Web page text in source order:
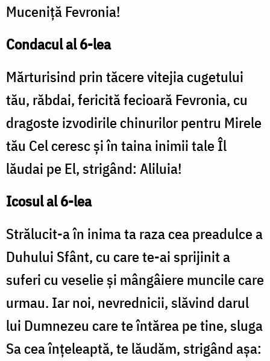
Muceniţă Fevronia!
Condacul al 6-lea
Mărturisind prin tăcere vitejia cugetului
tău, răbdai, fericită fecioară Fevronia, cu
dragoste izvodirile chinurilor pentru Mirele
tău Cel ceresc şi în taina inimii tale Îl
lăudai pe El, strigând: Aliluia!
Icosul al 6-lea
Strălucit-a în inima ta raza cea preadulce a
Duhului Sfânt, cu care te-ai sprijinit a
suferi cu veselie şi mângâiere muncile care
urmau. Iar noi, nevrednicii, slăvind darul
lui Dumnezeu care te întărea pe tine, sluga
Sa cea înţeleaptă, te lăudăm, strigând aşa: